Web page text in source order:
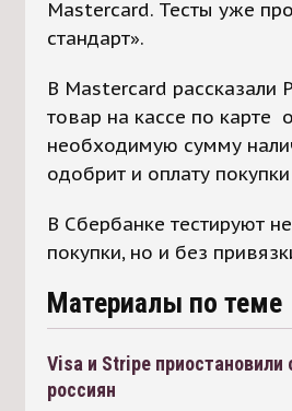
Mastercard. Тесты уже
стандарт».
В Mastercard рассказали
товар на кассе по карте
необходимую сумму
одобрит и оплату
В Сбербанке тестируют
покупки, но и без
Материалы по теме
Visa и Stripe
россиян